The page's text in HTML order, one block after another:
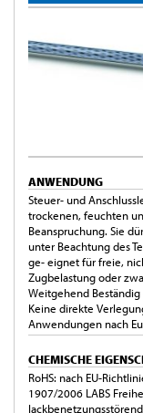
ANWENDUNG
Steuer- und
trockenen, feuchten
Beanspruchung. Sie
unter Beachtung des
ge- eignet für freie,
Zugbelastung oder
Weitgehend
Keine direkte
Anwendungen nach
CHEMISCHE
RoHS: nach EU-
1907/2006 LABS